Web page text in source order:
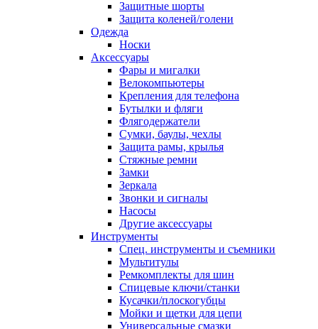
Защитные шорты
Защита коленей/голени
Одежда
Носки
Аксессуары
Фары и мигалки
Велокомпьютеры
Крепления для телефона
Бутылки и фляги
Флягодержатели
Сумки, баулы, чехлы
Защита рамы, крылья
Стяжные ремни
Замки
Зеркала
Звонки и сигналы
Насосы
Другие аксессуары
Инструменты
Спец. инструменты и съемники
Мультитулы
Ремкомплекты для шин
Спицевые ключи/станки
Кусачки/плоскогубцы
Мойки и щетки для цепи
Универсальные смазки